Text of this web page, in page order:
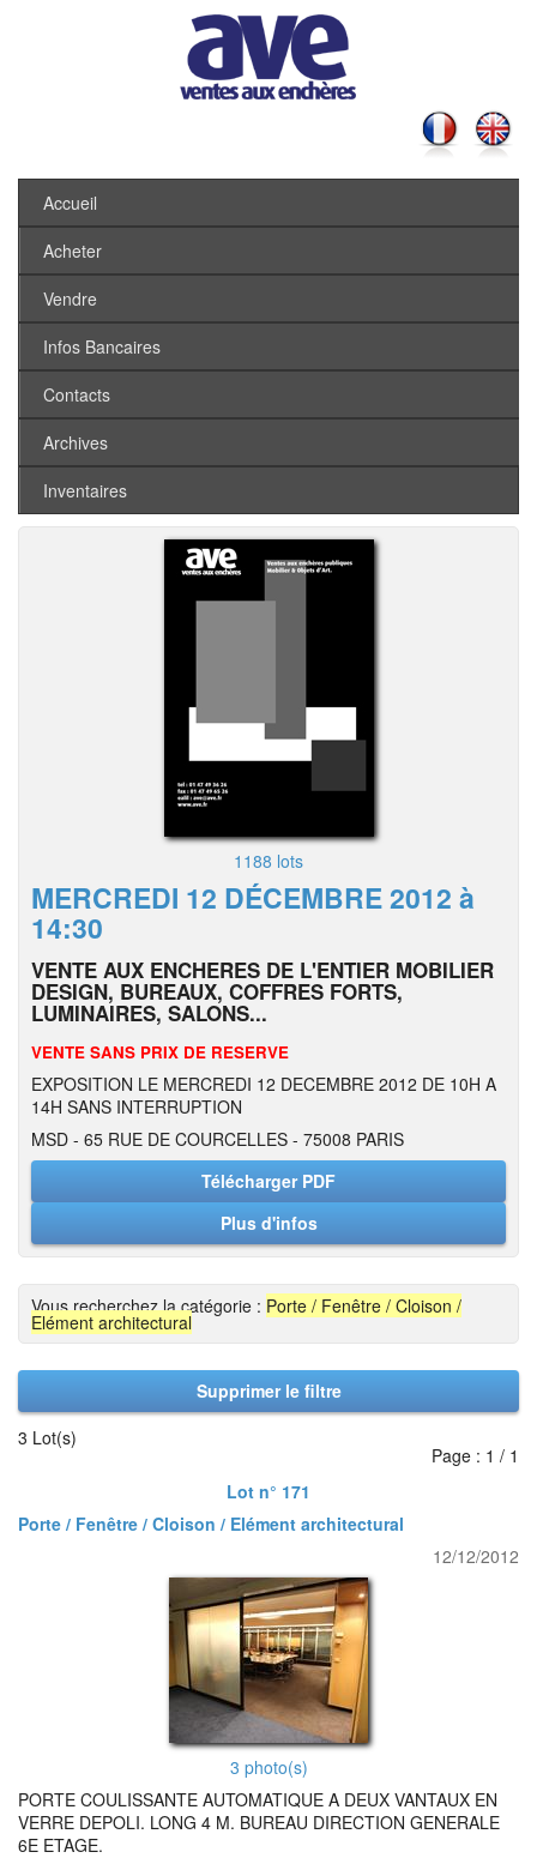
Accueil
Acheter
Vendre
Infos Bancaires
Contacts
Archives
Inventaires
1188 lots
MERCREDI 12 DÉCEMBRE 2012 à
14:30
VENTE AUX ENCHERES DE L'ENTIER MOBILIER
DESIGN, BUREAUX, COFFRES FORTS,
LUMINAIRES, SALONS...
VENTE SANS PRIX DE RESERVE
EXPOSITION LE MERCREDI 12 DECEMBRE 2012 DE 10H A
14H SANS INTERRUPTION
MSD - 65 RUE DE COURCELLES - 75008 PARIS
Télécharger PDF
Plus d'infos
Vous recherchez la catégorie : Porte / Fenêtre / Cloison /
Elément architectural
Supprimer le filtre
3 Lot(s)
Page : 1 / 1
Lot n° 171
Porte / Fenêtre / Cloison / Elément architectural
12/12/2012
3 photo(s)
PORTE COULISSANTE AUTOMATIQUE A DEUX VANTAUX EN
VERRE DEPOLI. LONG 4 M. BUREAU DIRECTION GENERALE
6E ETAGE.